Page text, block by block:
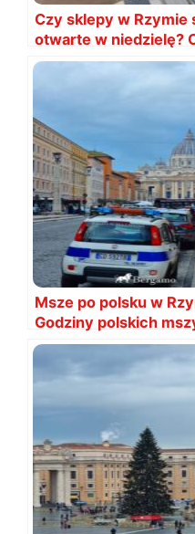
Czy sklepy w Rzymie
otwarte w niedzielę?
zamknięte?
Msze po polsku w
Godziny polskich